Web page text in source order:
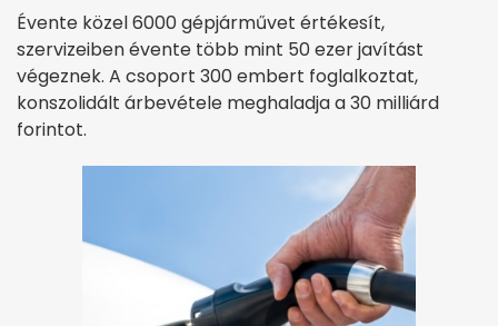
Évente közel 6000 gépjárművet értékesít,
szervizeiben évente több mint 50 ezer javítást
végeznek. A csoport 300 embert foglalkoztat,
konszolidált árbevétele meghaladja a 30 milliárd
forintot.